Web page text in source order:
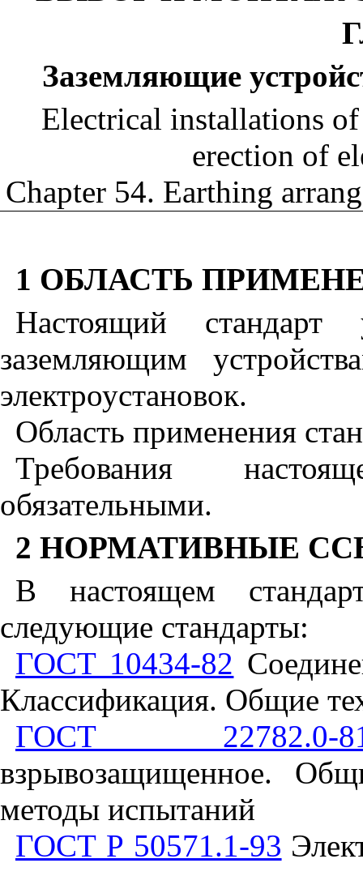
Заземляющие
Electrical installations
erection of
Chapter 54. Earthing
1 ОБЛАСТЬ
Настоящий стандарт
заземляющим
электроустановок.
Область применения
Требования
обязательными.
2 НОРМАТИВНЫЕ
В настоящем
следующие стандарты:
ГОСТ 10434-82
Классификация. Общие
ГОСТ 22782.0-
взрывозащищенное.
методы испытаний
ГОСТ Р 50571.1-93